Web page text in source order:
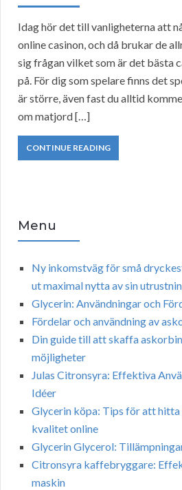
Idag hör det till vanligheterna att
online casinon, och då brukar de
sig frågan vilket som är det bästa
på. För dig som spelare finns det
är större, även fast du alltid
om matjord […]
CONTINUE READING
Menu
Ny inkomstväg för små
ut maximal nytta av sin
Glycerin: Användningar och
Fördelar och användning av
Din guide till att skaffa
möjligheter
Julas Citronsyra: Effektiva
Idéer
Glycerin köpa: Tips för att hitta
kvalitet online
Glycerin Glycerol:
Citronsyra kaffebryggare:
maskin